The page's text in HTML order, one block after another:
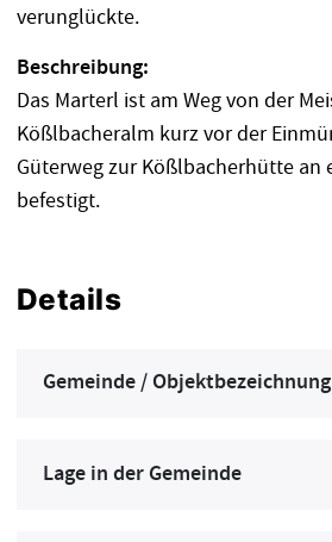
verunglückte.
Beschreibung:
Das Marterl ist am Weg von der
Kößlbacheralm kurz vor der
Güterweg zur Kößlbacherhütte an
befestigt.
Details
Gemeinde / Objektbezeichnung
Lage in der Gemeinde